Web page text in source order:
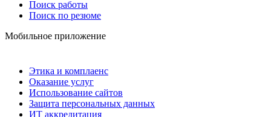
Поиск работы
Поиск по резюме
Мобильное приложение
Этика и комплаенс
Оказание услуг
Использование сайтов
Защита персональных данных
ИТ аккредитация